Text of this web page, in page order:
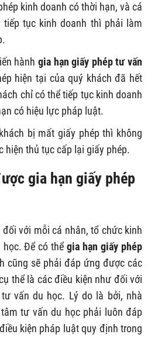
kinh doanh có thời hạn, và cá
tục kinh doanh thì phải làm
hànhgia hạn giấy phép tư vấn
hiện tại của quý khách đã hết
chỉ có thể tiếp tục kinh doanh
có hiệu lực pháp luật.
bị mất giấy phép thì không
hiện thủ tục cấp lại giấy phép.
gia hạn giấy phép
với mỗi cá nhân, tổ chức kinh
học. Để có thểgia hạn giấy phép
cũng sẽ phải đáp ứng được các
thể là các điều kiện như đối với
vấn du học. Lý do là bởi, nhà
tư vấn du học phải luôn đáp
kiện pháp luật quy định trong